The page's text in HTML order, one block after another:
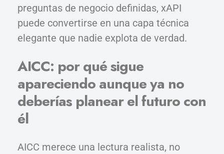
preguntas de negocio definidas, xAPI
puede convertirse en una capa técnica
elegante que nadie explota de verdad.
AICC: por qué sigue
apareciendo aunque ya no
deberías planear el futuro con
él
AICC merece una lectura realista, no